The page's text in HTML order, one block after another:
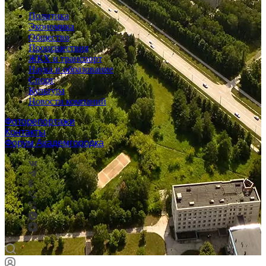
Политика
Экономика
Общество
Происшествия
ЖКХ и транспорт
Наука и образование
Спорт
Культура
Новости компаний
Фоторепортажи
Контакты
Форум Академгородка